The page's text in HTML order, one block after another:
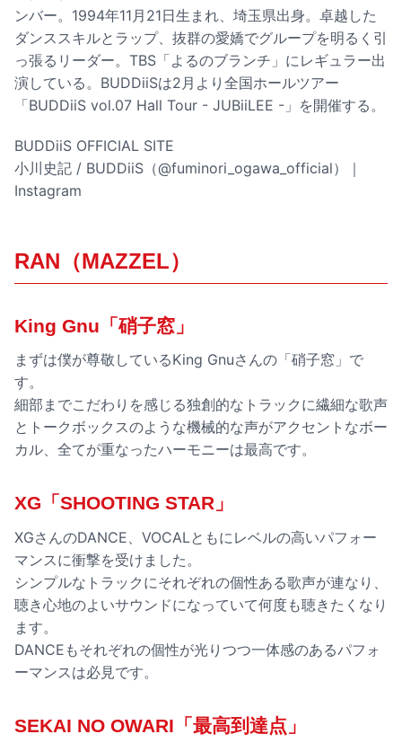
ンバー。1994年11月21日生まれ、埼玉県出身。卓越した
ダンススキルとラップ、抜群の愛嬌でグループを明るく引
っ張るリーダー。TBS「よるのブランチ」にレギュラー出
演している。BUDDiiSは2月より全国ホールツアー
「BUDDiiS vol.07 Hall Tour - JUBiiLEE -」を開催する。
BUDDiiS OFFICIAL SITE
小川史記 / BUDDiiS（@fuminori_ogawa_official）｜
Instagram
RAN（MAZZEL）
King Gnu「硝子窓」
まずは僕が尊敬しているKing Gnuさんの「硝子窓」で
す。
細部までこだわりを感じる独創的なトラックに繊細な歌声
とトークボックスのような機械的な声がアクセントなボー
カル、全てが重なったハーモニーは最高です。
XG「SHOOTING STAR」
XGさんのDANCE、VOCALともにレベルの高いパフォー
マンスに衝撃を受けました。
シンプルなトラックにそれぞれの個性ある歌声が連なり、
聴き心地のよいサウンドになっていて何度も聴きたくなり
ます。
DANCEもそれぞれの個性が光りつつ一体感のあるパフォ
ーマンスは必見です。
SEKAI NO OWARI「最高到達点」